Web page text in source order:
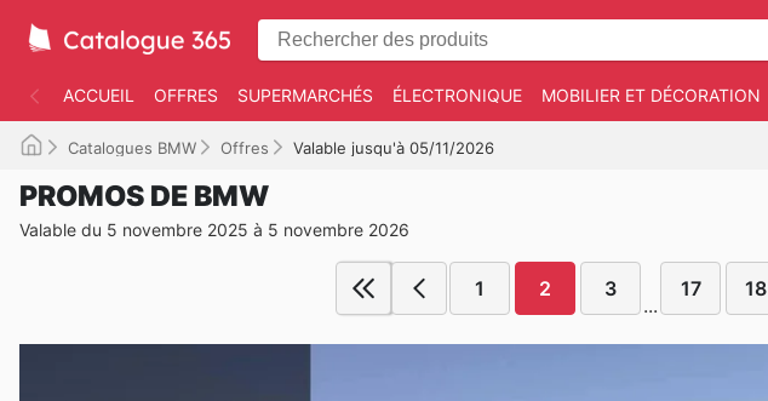
ACCUEIL OFFRES SUPERMARCHÉS ÉLECTRONIQUE MOBILIER ET DÉCORATION
Catalogues BMW Offres Valable jusqu'à 05/11/2026
PROMOS DE BMW
Valable du 5 novembre 2025 à 5 novembre 2026
1 2 3
...
17 18